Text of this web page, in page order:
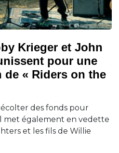
Krieger et John
pour une
« Riders on the
des fonds pour
met également en vedette
et les fils de Willie